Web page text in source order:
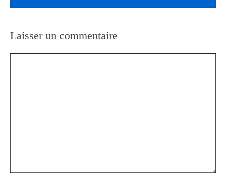
Laisser un commentaire